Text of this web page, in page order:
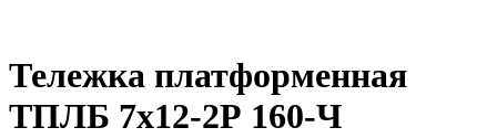
Тележка платформенная
ТПЛБ 7х12-2Р 160-Ч